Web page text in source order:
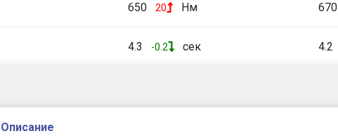
650 20 Нм 670
4.3 -0.2 сек 4.2
Описание